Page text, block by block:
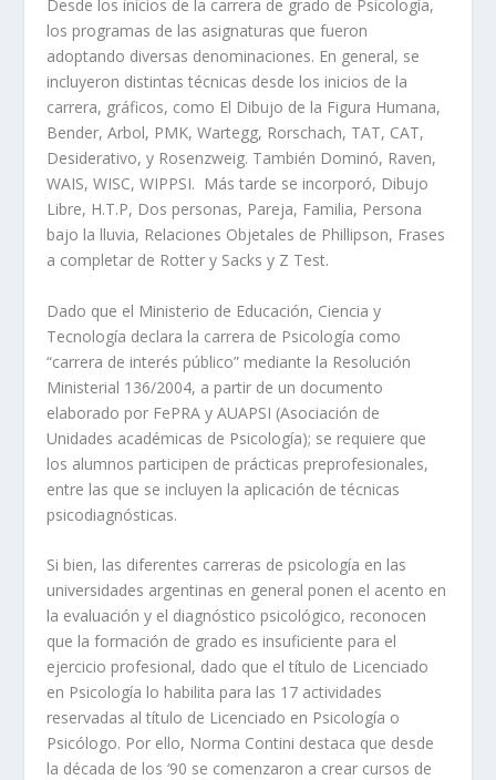
Desde los inicios de la carrera de grado de Psicología,
los programas de las asignaturas que fueron
adoptando diversas denominaciones. En general, se
incluyeron distintas técnicas desde los inicios de la
carrera, gráficos, como El Dibujo de la Figura Humana,
Bender, Arbol, PMK, Wartegg, Rorschach, TAT, CAT,
Desiderativo, y Rosenzweig. También Dominó, Raven,
WAIS, WISC, WIPPSI. Más tarde se incorporó, Dibujo
Libre, H.T.P, Dos personas, Pareja, Familia, Persona
bajo la lluvia, Relaciones Objetales de Phillipson, Frases
a completar de Rotter y Sacks y Z Test.
Dado que el Ministerio de Educación, Ciencia y
Tecnología declara la carrera de Psicología como
“carrera de interés público” mediante la Resolución
Ministerial 136/2004, a partir de un documento
elaborado por FePRA y AUAPSI (Asociación de
Unidades académicas de Psicología); se requiere que
los alumnos participen de prácticas preprofesionales,
entre las que se incluyen la aplicación de técnicas
psicodiagnósticas.
Si bien, las diferentes carreras de psicología en las
universidades argentinas en general ponen el acento en
la evaluación y el diagnóstico psicológico, reconocen
que la formación de grado es insuficiente para el
ejercicio profesional, dado que el título de Licenciado
en Psicología lo habilita para las 17 actividades
reservadas al título de Licenciado en Psicología o
Psicólogo. Por ello, Norma Contini destaca que desde
la década de los ‘90 se comenzaron a crear cursos de